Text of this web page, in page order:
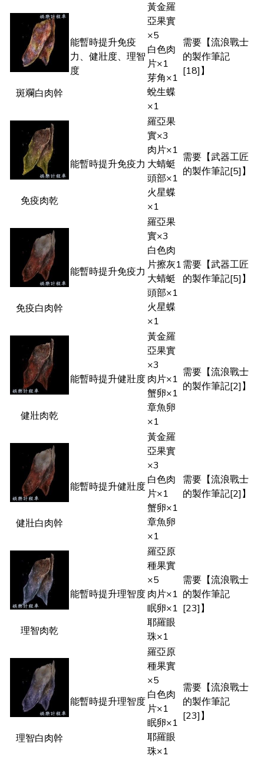
斑斕白肉幹
能暫時提升免疫
力、健壯度、理智
度
黃金羅
亞果實
×5
白色肉
片×1
芽角×1
蛻生蝶
×1
需要【流浪戰士
的製作筆記
[18]】
免疫肉乾
能暫時提升免疫力
羅亞果
實×3
肉片×1
大蜻蜓
頭部×1
火星蝶
×1
需要【武器工匠
的製作筆記[5]】
免疫白肉幹
能暫時提升免疫力
羅亞果
實×3
白色肉
片擦灰1
大蜻蜓
頭部×1
火星蝶
×1
需要【武器工匠
的製作筆記[5]】
健壯肉乾
能暫時提升健壯度
黃金羅
亞果實
×3
肉片×1
蟹卵×1
章魚卵
×1
需要【流浪戰士
的製作筆記[2]】
健壯白肉幹
能暫時提升健壯度
黃金羅
亞果實
×3
白色肉
片×1
蟹卵×1
章魚卵
×1
需要【流浪戰士
的製作筆記[2]】
理智肉乾
能暫時提升理智度
羅亞原
種果實
×5
肉片×1
眠卵×1
耶羅眼
珠×1
需要【流浪戰士
的製作筆記
[23]】
理智白肉幹
能暫時提升理智度
羅亞原
種果實
×5
白色肉
片×1
眠卵×1
耶羅眼
珠×1
需要【流浪戰士
的製作筆記
[23]】